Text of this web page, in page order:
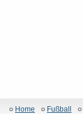
Home Fußball